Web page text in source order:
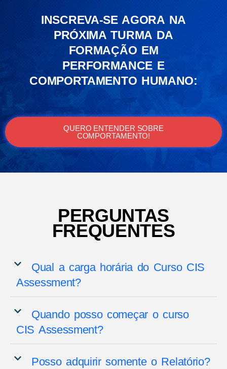
INSCREVA-SE AGORA NA
PRÓXIMA TURMA DA
FORMAÇÃO EM
PERFORMANCE E
COMPORTAMENTO HUMANO:
QUERO ENTENDER SOBRE
COMPORTAMENTO!
PERGUNTAS
FREQUENTES
Qual a carga horária do Curso CIS
Assessment?
Quando posso começar o curso
CIS Assessment?
Posso adquirir somente o Relatório?